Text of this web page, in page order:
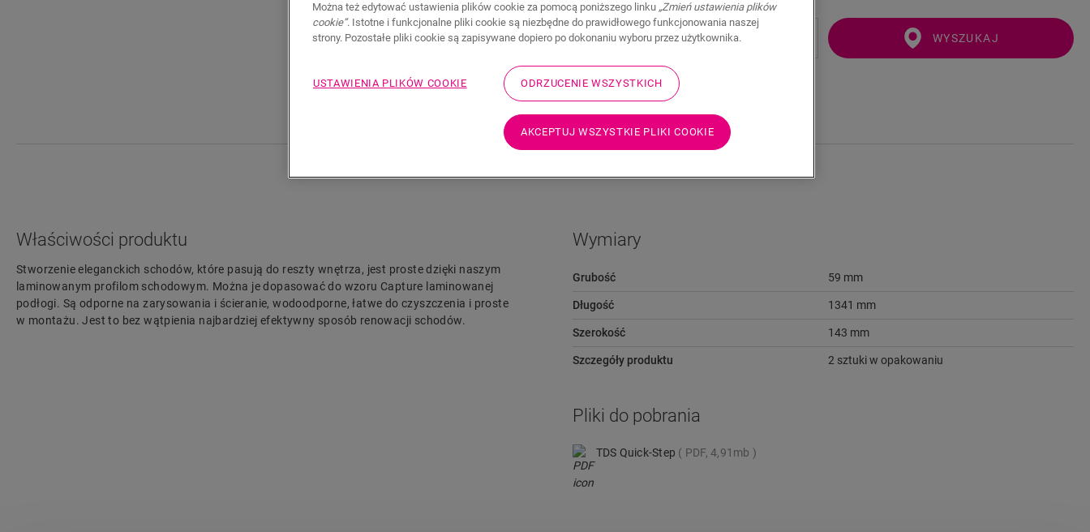
WYSZUKAJ
Przejdź szybko do
Właściwości produktu
Stworzenie eleganckich schodów, które pasują do reszty wnętrza, jest proste dzięki naszym
laminowanym profilom schodowym. Można je dopasować do wzoru Capture laminowanej
podłogi. Są odporne na zarysowania i ścieranie, wodoodporne, łatwe do czyszczenia i proste
w montażu. Jest to bez wątpienia najbardziej efektywny sposób renowacji schodów.
Wymiary
Grubość 59 mm
Długość 1341 mm
Szerokość 143 mm
Szczegóły produktu 2 sztuki w opakowaniu
Pliki do pobrania
TDS Quick-Step PDF, 4,91mb
Można też edytować ustawienia plików cookie za pomocą poniższego linku „Zmień ustawienia plików
cookie”. Istotne i funkcjonalne pliki cookie są niezbędne do prawidłowego funkcjonowania naszej
strony. Pozostałe pliki cookie są zapisywane dopiero po dokonaniu wyboru przez użytkownika.
USTAWIENIA PLIKÓW COOKIE ODRZUCENIE WSZYSTKICH
AKCEPTUJ WSZYSTKIE PLIKI COOKIE